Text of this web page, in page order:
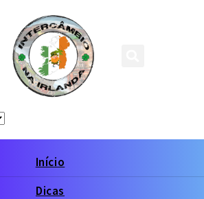
Início
Dicas